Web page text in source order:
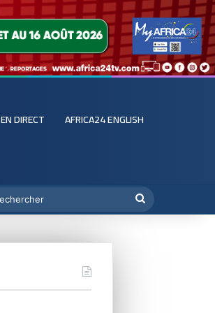
EN DIRECT AFRICA24 ENGLISH